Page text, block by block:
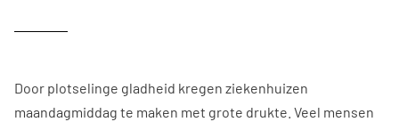
Door plotselinge gladheid kregen ziekenhuizen
maandagmiddag te maken met grote drukte. Veel mensen